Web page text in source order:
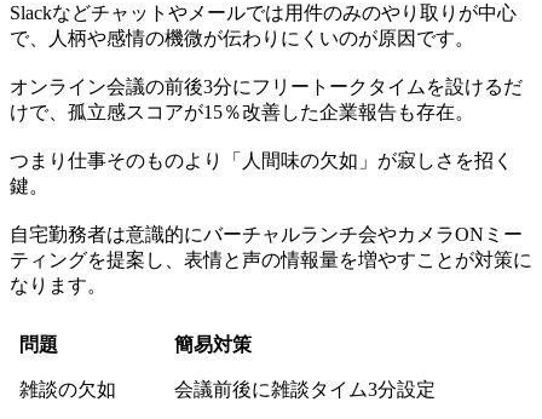
Slackなどチャットやメールでは用件のみのやり取りが中心
で、人柄や感情の機微が伝わりにくいのが原因です。
オンライン会議の前後3分にフリートークタイムを設けるだ
けで、孤立感スコアが15％改善した企業報告も存在。
つまり仕事そのものより「人間味の欠如」が寂しさを招く
鍵。
自宅勤務者は意識的にバーチャルランチ会やカメラONミー
ティングを提案し、表情と声の情報量を増やすことが対策に
なります。
問題 簡易対策
雑談の欠如 会議前後に雑談タイム3分設定